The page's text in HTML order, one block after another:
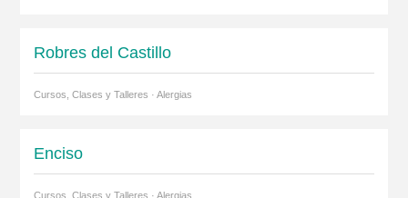
Robres del Castillo
Cursos, Clases y Talleres · Alergias
Enciso
Cursos, Clases y Talleres · Alergias